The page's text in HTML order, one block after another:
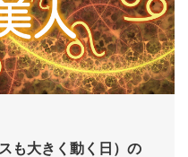
も大きく動く日）の